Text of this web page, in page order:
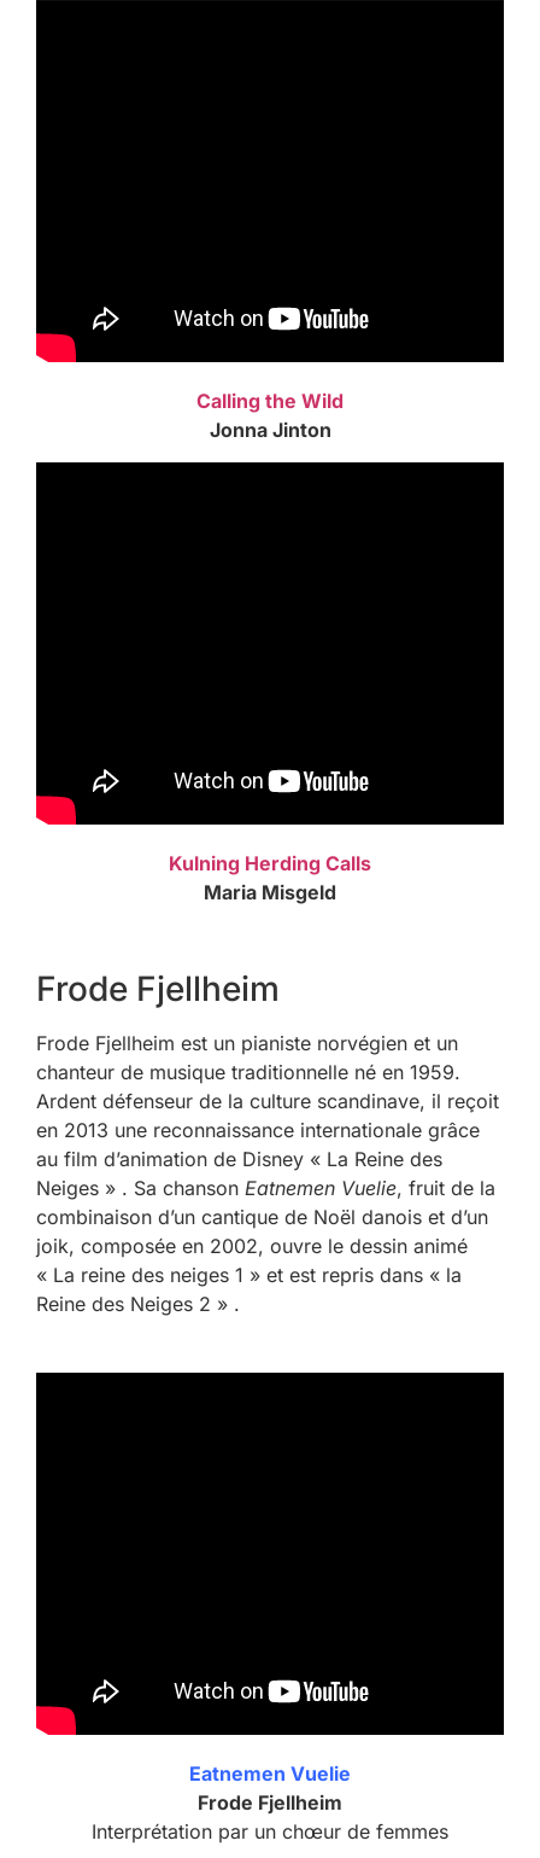
Calling the Wild
Jonna Jinton
Kulning Herding Calls
Maria Misgeld
Frode Fjellheim
Frode Fjellheim est un pianiste norvégien et un
chanteur de musique traditionnelle né en 1959.
Ardent défenseur de la culture scandinave, il reçoit
en 2013 une reconnaissance internationale grâce
au film d’animation de Disney « La Reine des
Neiges » . Sa chanson Eatnemen Vuelie, fruit de la
combinaison d’un cantique de Noël danois et d’un
joik, composée en 2002, ouvre le dessin animé
« La reine des neiges 1 » et est repris dans « la
Reine des Neiges 2 » .
Eatnemen Vuelie
Frode Fjellheim
Interprétation par un chœur de femmes